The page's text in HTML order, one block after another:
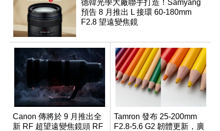
德韓光學大廠聯手打造！Samyang
預告 8 月推出 L 接環 60-180mm
F2.8 望遠變焦鏡
Canon 傳將於 9 月推出全
新 RF 超望遠變焦鏡頭 RF
Tamron 發布 25-200mm
F2.8-5.6 G2 韌體更新，廣